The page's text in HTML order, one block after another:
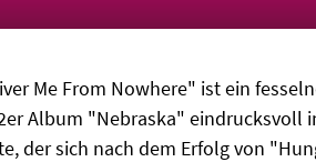
Me From Nowhere" ist ein
Album "Nebraska"
der sich nach dem Erfolg von